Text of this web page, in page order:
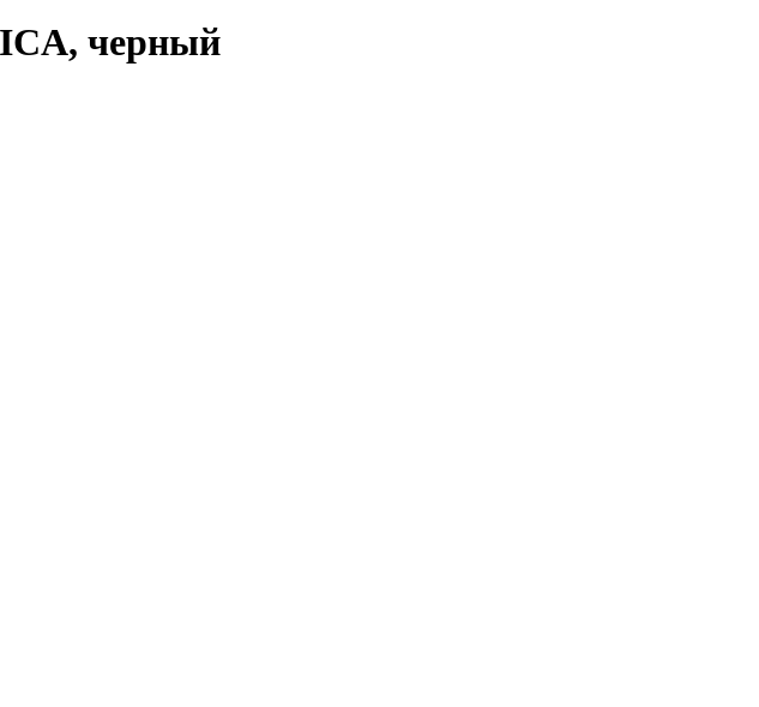
черный